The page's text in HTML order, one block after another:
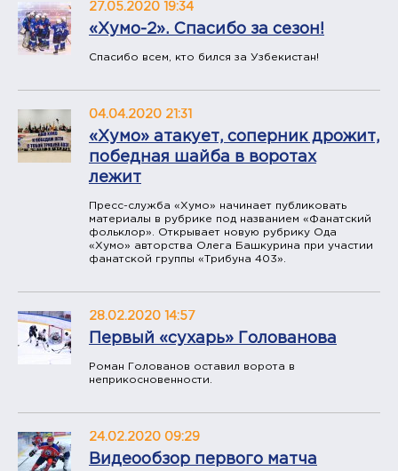
27.05.2020 19:34
«Хумо-2». Спасибо за сезон!
Спасибо всем, кто бился за Узбекистан!
04.04.2020 21:31
«Хумо» атакует, соперник дрожит,
победная шайба в воротах
лежит
Пресс-служба «Хумо» начинает публиковать
материалы в рубрике под названием «Фанатский
фольклор». Открывает новую рубрику Ода
«Хумо» авторства Олега Башкурина при участии
фанатской группы «Трибуна 403».
28.02.2020 14:57
​Первый «сухарь» Голованова
Роман Голованов оставил ворота в
неприкосновенности.
24.02.2020 09:29
Видеообзор первого матча